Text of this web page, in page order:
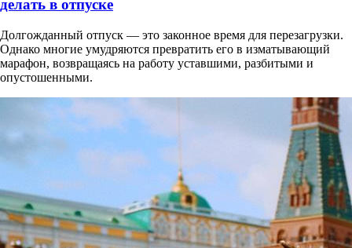
делать в отпуске
Долгожданный отпуск — это законное время для перезагрузки.
Однако многие умудряются превратить его в изматывающий
марафон, возвращаясь на работу уставшими, разбитыми и
опустошенными.